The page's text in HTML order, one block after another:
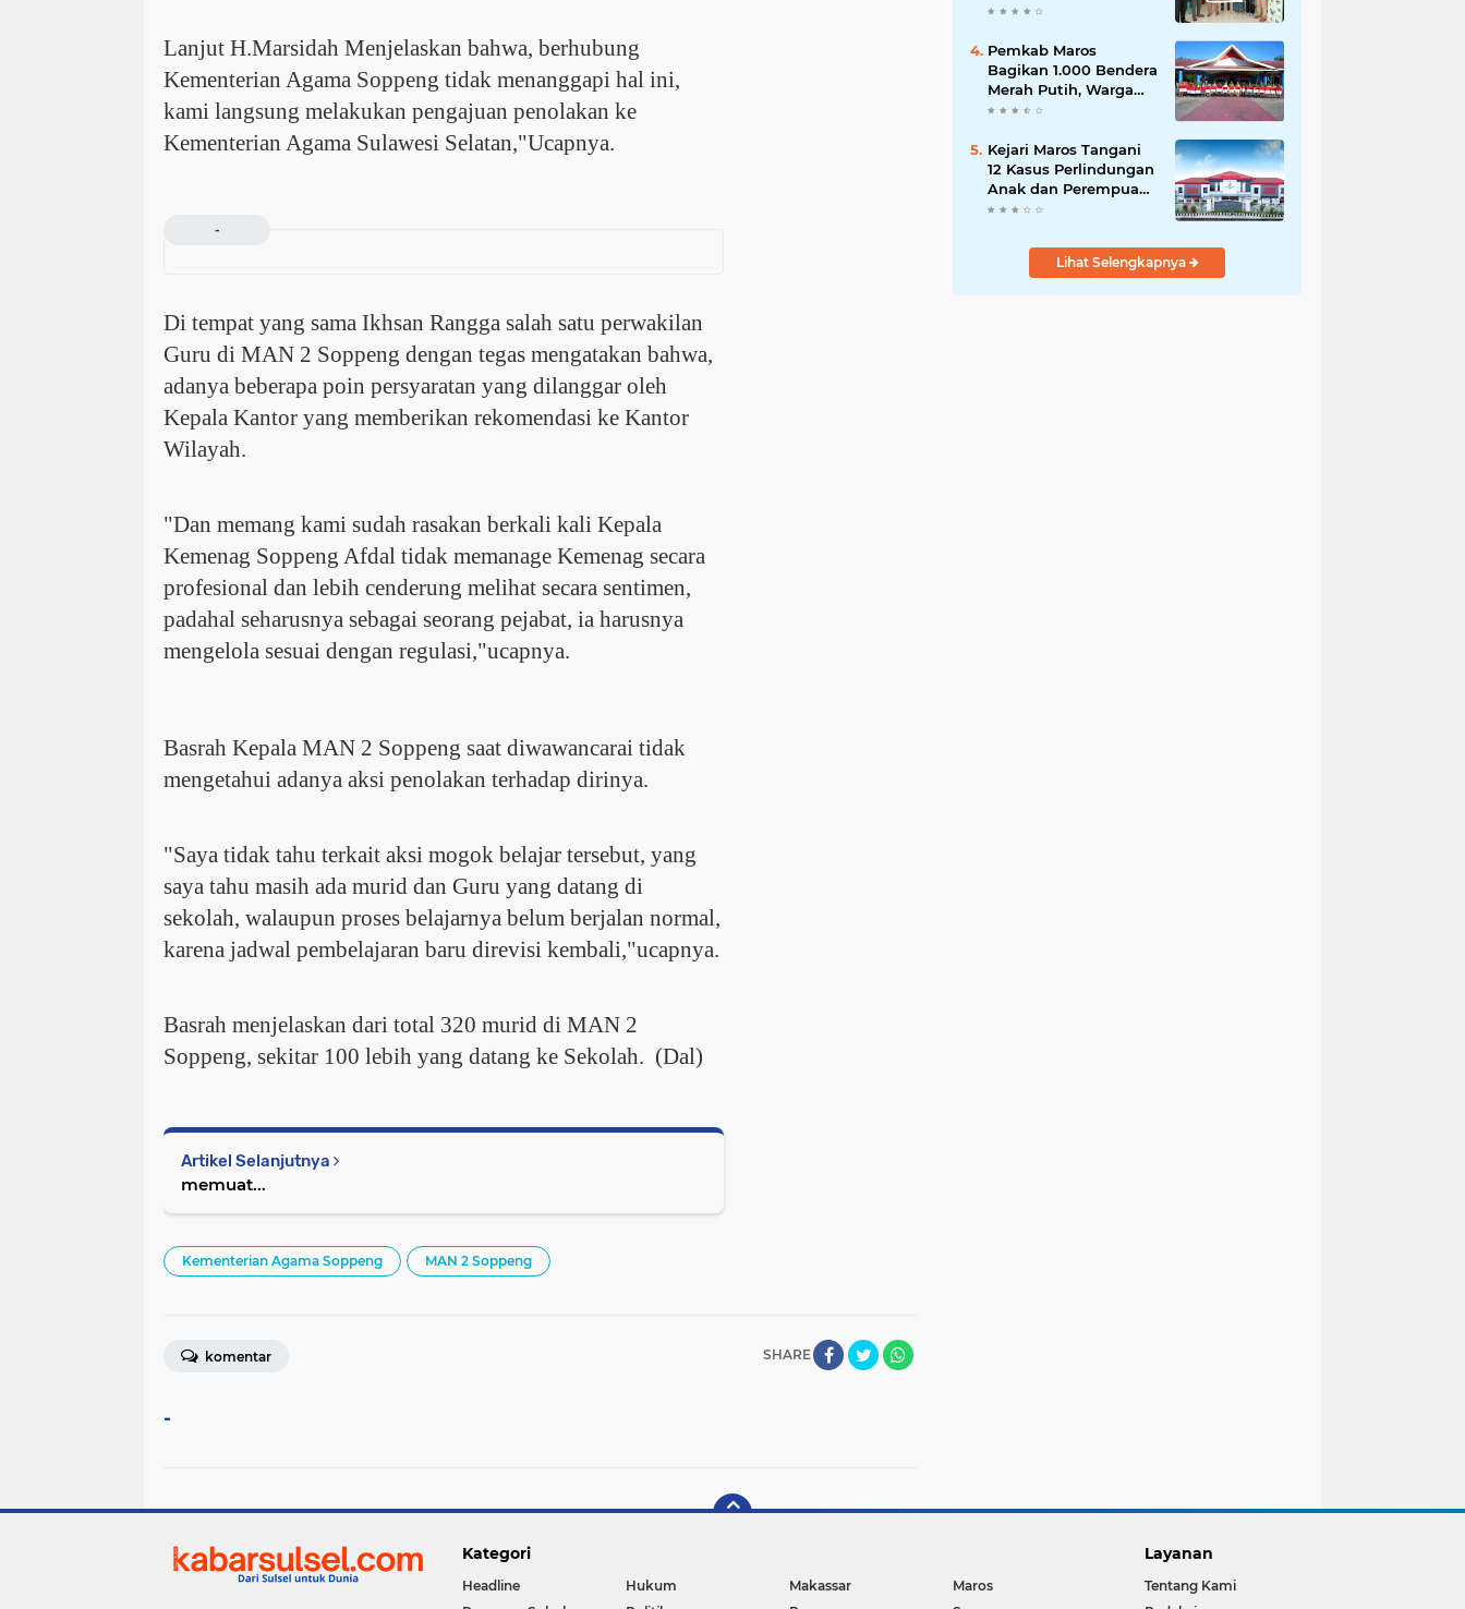
Lanjut H.Marsidah Menjelaskan bahwa, berhubung
Kementerian Agama Soppeng tidak menanggapi hal ini,
kami langsung melakukan pengajuan penolakan ke
Kementerian Agama Sulawesi Selatan,"Ucapnya.
-
Di tempat yang sama Ikhsan Rangga salah satu perwakilan
Guru di MAN 2 Soppeng dengan tegas mengatakan bahwa,
adanya beberapa poin persyaratan yang dilanggar oleh
Kepala Kantor yang memberikan rekomendasi ke Kantor
Wilayah.
"Dan memang kami sudah rasakan berkali kali Kepala
Kemenag Soppeng Afdal tidak memanage Kemenag secara
profesional dan lebih cenderung melihat secara sentimen,
padahal seharusnya sebagai seorang pejabat, ia harusnya
mengelola sesuai dengan regulasi,"ucapnya.
Basrah Kepala MAN 2 Soppeng saat diwawancarai tidak
mengetahui adanya aksi penolakan terhadap dirinya.
"Saya tidak tahu terkait aksi mogok belajar tersebut, yang
saya tahu masih ada murid dan Guru yang datang di
sekolah, walaupun proses belajarnya belum berjalan normal,
karena jadwal pembelajaran baru direvisi kembali,"ucapnya.
Basrah menjelaskan dari total 320 murid di MAN 2
Soppeng, sekitar 100 lebih yang datang ke Sekolah. (Dal)
Artikel Selanjutnya
memuat...
Kementerian Agama Soppeng MAN 2 Soppeng
SHARE
komentar
-
Unhas Gel. 116
Dusun Berbasis GIS ke
Desa Bonto Matene
Pemkab Maros
Bagikan 1.000 Bendera
Merah Putih, Warga
Kurang Mampu Jadi
Kejari Maros Tangani
12 Kasus Perlindungan
Anak dan Perempuan
Hingga Juli 2026
Lihat Selengkapnya
Kategori
Headline Hukum Makassar
Maros
Layanan
Tentang Kami